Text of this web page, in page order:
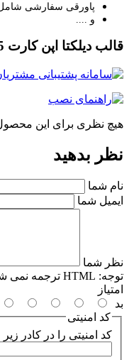
پاورقی سفارشی شامل
و ....
دیلکتا اپن کارت 1.5
نظری برای این محصول
بدهید
شما
شما
شما
HTML ترجمه نمی شود!
کد امنیتی
کد امنیتی را در کادر زیر